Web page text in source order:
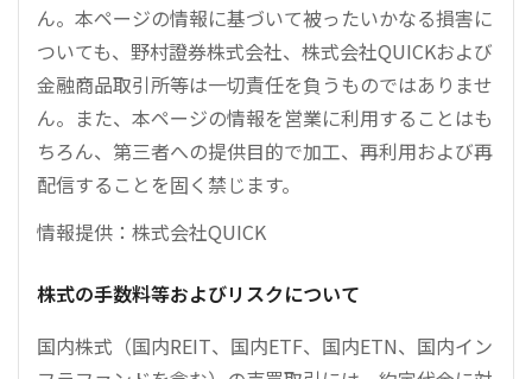
ん。本ページの情報に基づいて被ったいかなる損害に
ついても、野村證券株式会社、株式会社QUICKおよび
金融商品取引所等は一切責任を負うものではありませ
ん。また、本ページの情報を営業に利用することはも
ちろん、第三者への提供目的で加工、再利用および再
配信することを固く禁じます。
情報提供：株式会社QUICK
株式の手数料等およびリスクについて
国内株式（国内REIT、国内ETF、国内ETN、国内イン